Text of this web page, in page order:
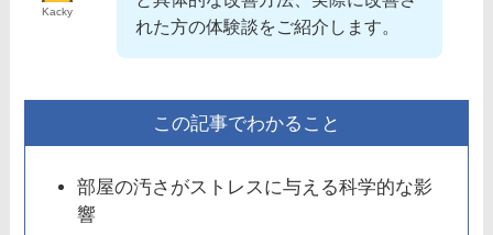
Kacky
れた方の体験談をご紹介します。
この記事でわかること
部屋の汚さがストレスに与える科学的な影
響